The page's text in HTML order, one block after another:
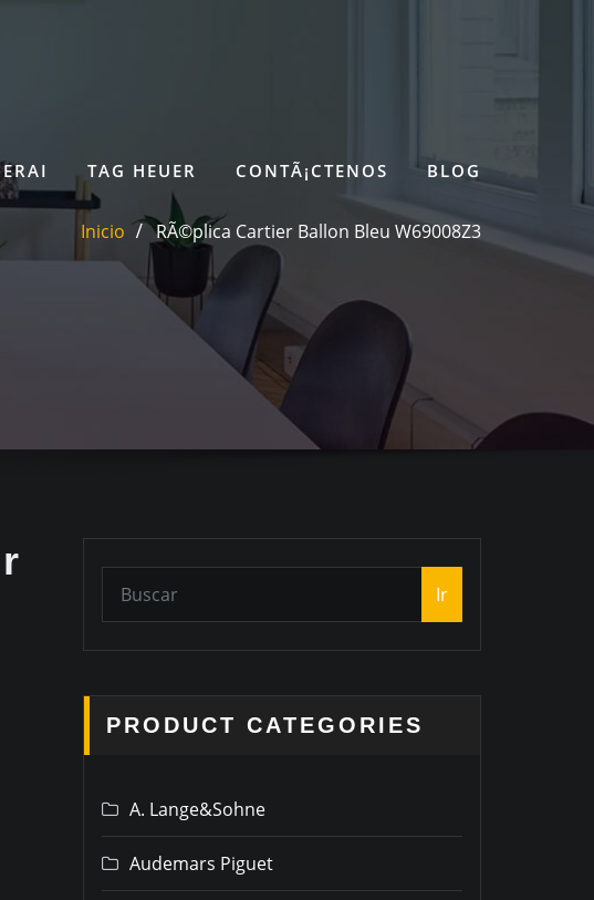
TAG HEUER CONTÃ¡CTENOS BLOG
Inicio RÃ©plica Cartier Ballon Bleu W69008Z3
Ir
PRODUCT CATEGORIES
A. Lange&Sohne
Audemars Piguet